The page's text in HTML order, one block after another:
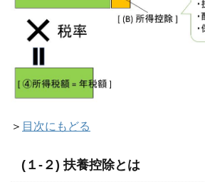
＞ 目次にもどる
(１-２) 扶養控除とは